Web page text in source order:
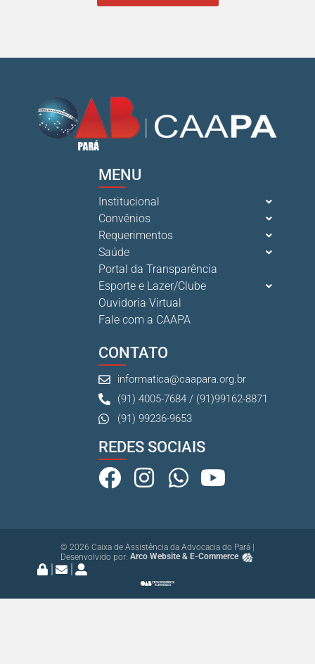
MENU
Institucional
Convênios
Requerimentos
Saúde
Portal da Transparência
Esporte e Lazer/Clube
Ouvidoria Virtual
Fale com a CAAPA
CONTATO
informatica@caapara.org.br
(91) 4005-7684 / (91)99162-8871
(91) 99236-9653
REDES SOCIAIS
© 2026 Caixa de Assistência da Advocacia do Pará |
Desenvolvido por: Arco Website & E-Commerce